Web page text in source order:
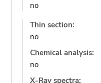
no
Thin section:
no
Chemical analysis:
no
X-Ray spectra: